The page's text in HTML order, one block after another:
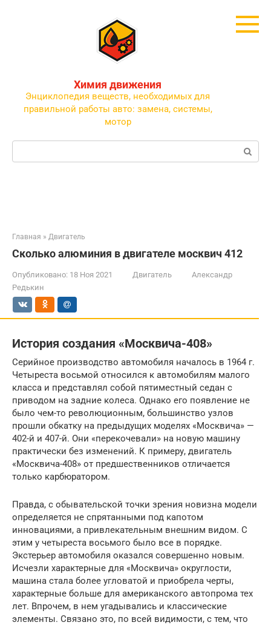
Химия движения
Энциклопедия веществ, необходимых для
правильной работы авто: замена, системы,
мотор
Поиск:
Главная » Двигатель
Сколько алюминия в двигателе москвич 412
Опубликовано: 18 Ноя 2021 Двигатель
Александр
Редькин
История создания «Москвича-408»
Серийное производство автомобиля началось в 1964 г.
Четыреста восьмой относился к автомобилям малого
класса и представлял собой пятиместный седан с
приводом на задние колеса. Однако его появление не
было чем-то революционным, большинство узлов
прошли обкатку на предыдущих моделях «Москвича» —
402-й и 407-й. Они «перекочевали» на новую машину
практически без изменений. К примеру, двигатель
«Москвича-408» от предшественников отличается
только карбюратором.
Правда, с обывательской точки зрения новизна модели
определяется не спрятанными под капотом
инновациями, а привлекательным внешним видом. С
этим у четыреста восьмого было все в порядке.
Экстерьер автомобиля оказался совершенно новым.
Исчезли характерные для «Москвича» округлости,
машина стала более угловатой и приобрела черты,
характерные больше для американского автопрома тех
лет. Впрочем, в нем угадывались и классические
элементы. Связано это, по всей видимости, с тем, что